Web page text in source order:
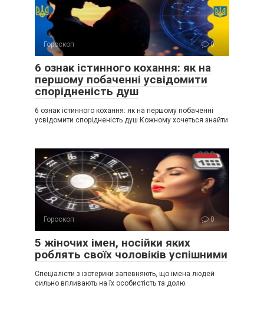
Гороскоп 0
6 ознак істинного кохання: як на
першому побаченні усвідомити
спорідненість душ
6 ознак істинного кохання: як на першому побаченні
усвідомити спорідненість душ Кожному хочеться знайти
Гороскоп 0
5 жіночих імен, носійки яких
роблять своїх чоловіків успішними
Спеціалісти з ізотерики запевняють, що імена людей
сильно впливають на їх особистість та долю.